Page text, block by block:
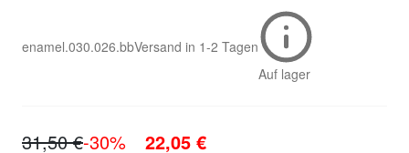
enamel.030.026.bbVersand in 1-2 Tagen
Auf lager
31,50 €-30% 22,05 €